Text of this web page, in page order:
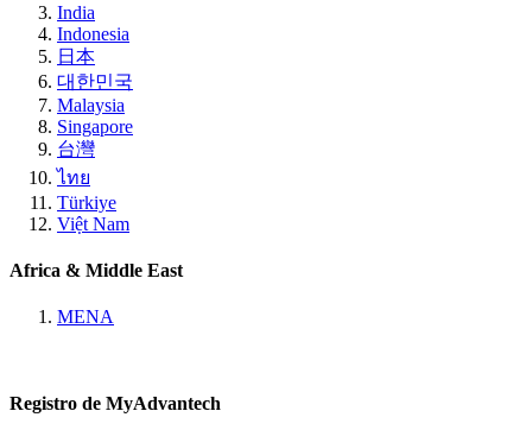
India
Indonesia
日本
대한민국
Malaysia
Singapore
台灣
ไทย
Türkiye
Việt Nam
Africa & Middle East
MENA
Registro de MyAdvantech